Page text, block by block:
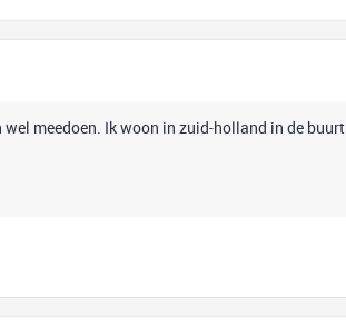
meedoen. Ik woon in zuid-holland in de buurt